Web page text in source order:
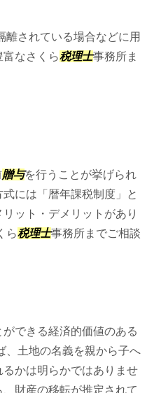
離されている場合などに用
なさくら税理士事務所ま
贈与を行うことが挙げられ
には「暦年課税制度」と
ット・デメリットがあり
ら税理士事務所までご相談
できる経済的価値のある
土地の名義を親から子へ
かは明らかではありませ
財産の移転が推定されて